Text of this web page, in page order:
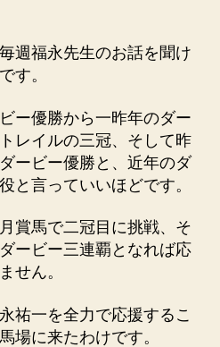
週福永先生のお話を聞け
す。
ー優勝から一昨年のダー
レイルの三冠、そして昨
ービー優勝と、近年のダ
と言っていいほどです。
賞馬で二冠目に挑戦、そ
ービー三連覇となれば応
せん。
祐一を全力で応援するこ
場に来たわけです。